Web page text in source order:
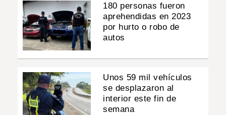
180 personas fueron
aprehendidas en 2023
por hurto o robo de
autos
Unos 59 mil vehículos
se desplazaron al
interior este fin de
semana